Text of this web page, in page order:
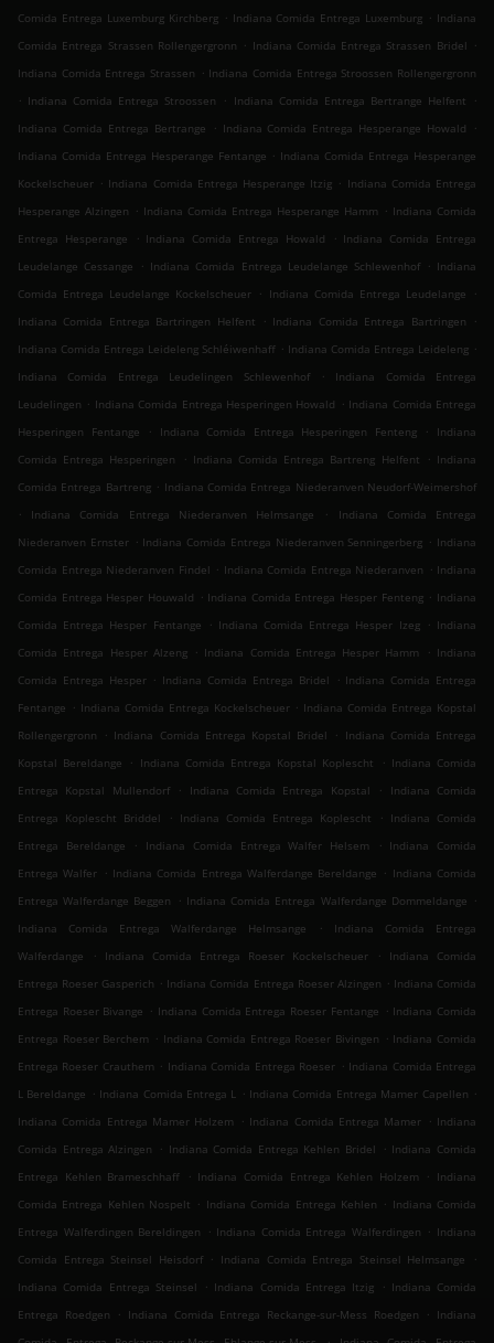
Comida Entrega Luxemburg Kirchberg . Indiana Comida Entrega Luxemburg . Indiana
Comida Entrega Strassen Rollengergronn . Indiana Comida Entrega Strassen Bridel .
Indiana Comida Entrega Strassen . Indiana Comida Entrega Stroossen Rollengergronn
. Indiana Comida Entrega Stroossen . Indiana Comida Entrega Bertrange Helfent
.
Indiana Comida Entrega Bertrange
. Indiana Comida Entrega Hesperange Howald
.
Indiana Comida Entrega Hesperange Fentange . Indiana Comida Entrega Hesperange
Kockelscheuer . Indiana Comida Entrega Hesperange Itzig . Indiana Comida Entrega
Hesperange Alzingen . Indiana Comida Entrega Hesperange Hamm . Indiana Comida
Entrega Hesperange
. Indiana Comida Entrega Howald . Indiana Comida Entrega
Leudelange Cessange
. Indiana Comida Entrega Leudelange Schlewenhof . Indiana
Comida Entrega Leudelange Kockelscheuer . Indiana Comida Entrega Leudelange
.
Indiana Comida Entrega Bartringen Helfent
. Indiana Comida Entrega Bartringen
.
Indiana Comida Entrega Leideleng Schléiwenhaff . Indiana Comida Entrega Leideleng .
Indiana Comida Entrega Leudelingen Schlewenhof
.
Indiana Comida Entrega
Leudelingen . Indiana Comida Entrega Hesperingen Howald . Indiana Comida Entrega
Hesperingen Fentange
. Indiana Comida Entrega Hesperingen Fenteng .
Indiana
Comida Entrega Hesperingen
. Indiana Comida Entrega Bartreng Helfent . Indiana
Comida Entrega Bartreng . Indiana Comida Entrega Niederanven Neudorf-Weimershof
.
Indiana Comida Entrega Niederanven Helmsange .
Indiana Comida Entrega
Niederanven Ernster . Indiana Comida Entrega Niederanven Senningerberg . Indiana
Comida Entrega Niederanven Findel . Indiana Comida Entrega Niederanven . Indiana
Comida Entrega Hesper Houwald . Indiana Comida Entrega Hesper Fenteng . Indiana
Comida Entrega Hesper Fentange
. Indiana Comida Entrega Hesper Izeg . Indiana
Comida Entrega Hesper Alzeng . Indiana Comida Entrega Hesper Hamm . Indiana
Comida Entrega Hesper . Indiana Comida Entrega Bridel . Indiana Comida Entrega
Fentange . Indiana Comida Entrega Kockelscheuer . Indiana Comida Entrega Kopstal
Rollengergronn
. Indiana Comida Entrega Kopstal Bridel . Indiana Comida Entrega
Kopstal Bereldange
. Indiana Comida Entrega Kopstal Koplescht . Indiana Comida
Entrega Kopstal Mullendorf
. Indiana Comida Entrega Kopstal .
Indiana Comida
Entrega Koplescht Briddel
. Indiana Comida Entrega Koplescht . Indiana Comida
Entrega Bereldange
. Indiana Comida Entrega Walfer Helsem . Indiana Comida
Entrega Walfer . Indiana Comida Entrega Walferdange Bereldange . Indiana Comida
Entrega Walferdange Beggen
. Indiana Comida Entrega Walferdange Dommeldange .
Indiana Comida Entrega Walferdange Helmsange
.
Indiana Comida Entrega
Walferdange
. Indiana Comida Entrega Roeser Kockelscheuer .
Indiana Comida
Entrega Roeser Gasperich . Indiana Comida Entrega Roeser Alzingen . Indiana Comida
Entrega Roeser Bivange . Indiana Comida Entrega Roeser Fentange . Indiana Comida
Entrega Roeser Berchem . Indiana Comida Entrega Roeser Bivingen . Indiana Comida
Entrega Roeser Crauthem . Indiana Comida Entrega Roeser . Indiana Comida Entrega
L Bereldange . Indiana Comida Entrega L . Indiana Comida Entrega Mamer Capellen .
Indiana Comida Entrega Mamer Holzem
. Indiana Comida Entrega Mamer . Indiana
Comida Entrega Alzingen
. Indiana Comida Entrega Kehlen Bridel . Indiana Comida
Entrega Kehlen Brameschhaff
. Indiana Comida Entrega Kehlen Holzem . Indiana
Comida Entrega Kehlen Nospelt . Indiana Comida Entrega Kehlen . Indiana Comida
Entrega Walferdingen Bereldingen
. Indiana Comida Entrega Walferdingen . Indiana
Comida Entrega Steinsel Heisdorf . Indiana Comida Entrega Steinsel Helmsange
.
Indiana Comida Entrega Steinsel
. Indiana Comida Entrega Itzig . Indiana Comida
Entrega Roedgen
. Indiana Comida Entrega Reckange-sur-Mess Roedgen . Indiana
.